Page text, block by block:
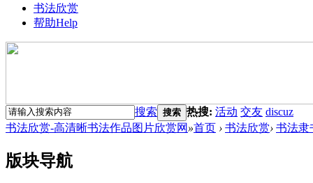
书法欣赏
帮助Help
搜索 搜索 热搜: 活动 交友 discuz
书法欣赏-高清晰书法作品图片欣赏网 »首页 › 书法欣赏› 书法隶
版块导航